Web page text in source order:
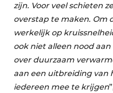
zijn. Voor veel schieten
overstap te maken. Om
werkelijk op
ook niet alleen nood
over duurzaam
aan een uitbreiding van
iedereen mee te krijgen